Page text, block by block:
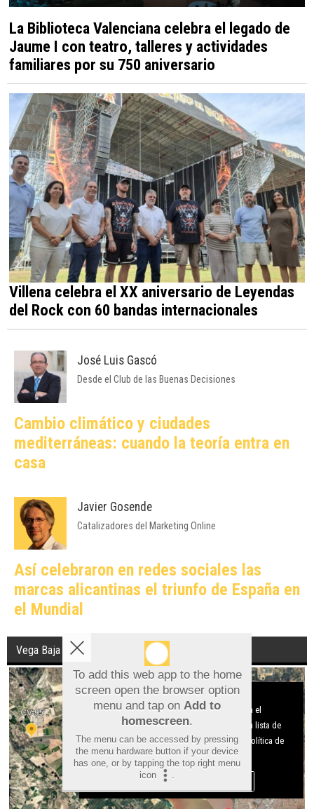
La Biblioteca Valenciana celebra el legado de
Jaume I con teatro, talleres y actividades
familiares por su 750 aniversario
Villena celebra el XX aniversario de Leyendas
del Rock con 60 bandas internacionales
José Luis Gascó
Desde el Club de las Buenas Decisiones
Cambio climático y ciudades
mediterráneas: cuando la teoría entra en
casa
Javier Gosende
Catalizadores del Marketing Online
Así celebraron en redes sociales las
marcas alicantinas el triunfo de España en
el Mundial
Vega Baja
To add this web app to the home
screen open the browser option
menu and tap on Add to
homescreen.
The menu can be accessed by pressing
the menu hardware button if your device
has one, or by tapping the top right menu
icon
.
Aviso sobre el Uso de cookies:
Utilizamos cookies nuestras y de terceros para el
funcionamiento del digital. Puedes consultar la lista de
cookies y como desconectarlas. Ver nuestra Política de
Privacidad y Cookies
Aceptar Cookies